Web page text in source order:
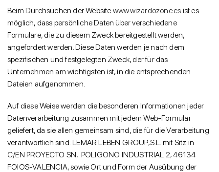
Beim Durchsuchen der Website www.wizardozone.es ist es
möglich, dass persönliche Daten über verschiedene
Formulare, die zu diesem Zweck bereitgestellt werden,
angefordert werden. Diese Daten werden je nach dem
spezifischen und festgelegten Zweck, der für das
Unternehmen am wichtigsten ist, in die entsprechenden
Dateien aufgenommen.
Auf diese Weise werden die besonderen Informationen jeder
Datenverarbeitung zusammen mit jedem Web-Formular
geliefert, da sie allen gemeinsam sind, die für die Verarbeitung
verantwortlich sind: LEMAR LEBEN GROUP,S.L. mit Sitz in
C/EN PROYECTO SN,. POLIGONO INDUSTRIAL 2, 46134
FOIOS-VALENCIA, sowie Ort und Form der Ausübung der